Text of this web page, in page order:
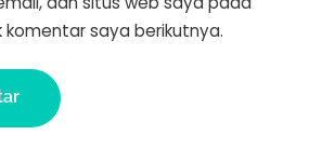
komentar saya berikutnya.